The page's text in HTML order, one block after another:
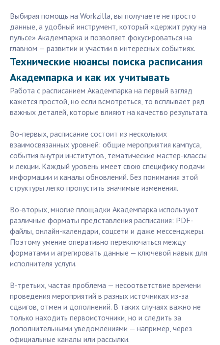
Выбирая помощь на Workzilla, вы получаете не просто
данные, а удобный инструмент, который «держит руку на
пульсе» Академпарка и позволяет фокусироваться на
главном — развитии и участии в интересных событиях.
Технические нюансы поиска расписания
Академпарка и как их учитывать
Работа с расписанием Академпарка на первый взгляд
кажется простой, но если всмотреться, то всплывает ряд
важных деталей, которые влияют на качество результата.
Во-первых, расписание состоит из нескольких
взаимосвязанных уровней: общие мероприятия кампуса,
события внутри институтов, тематические мастер-классы
и лекции. Каждый уровень имеет свою специфику подачи
информации и каналы обновлений. Без понимания этой
структуры легко пропустить значимые изменения.
Во-вторых, многие площадки Академпарка используют
различные форматы представления расписания: PDF-
файлы, онлайн-календари, соцсети и даже мессенджеры.
Поэтому умение оперативно переключаться между
форматами и агрегировать данные — ключевой навык для
исполнителя услуги.
В-третьих, частая проблема — несоответствие времени
проведения мероприятий в разных источниках из-за
сдвигов, отмен и дополнений. В таких случаях важно не
только находить первоисточники, но и следить за
дополнительными уведомлениями — например, через
официальные каналы или рассылки.